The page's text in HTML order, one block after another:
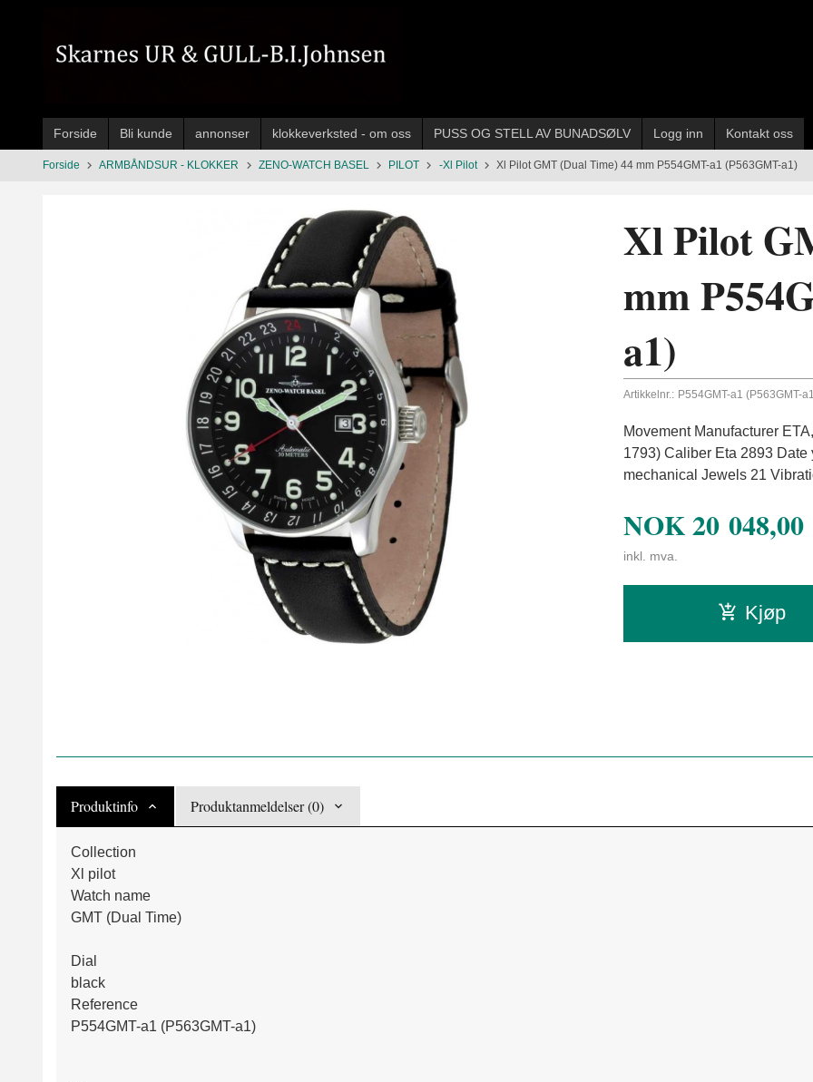
innholdet
Forside Bli kunde annonser klokkeverksted - om oss PUSS OG STELL AV BUNADSØLV Logg inn Kontakt oss
Forside ARMBÅNDSUR - KLOKKER ZENO-WATCH BASEL PILOT -Xl Pilot Xl Pilot GMT (Dual Time) 44 mm P554GMT-a1 (P563GMT-a1)
Xl Pilot
mm
a1)
Artikkelnr.: P554GMT-a1 (P563GMT-
Movement Manufacturer
1793) Caliber Eta 2893
mechanical Jewels 21
NOK20 048,00
inkl. mva.
Kjøp
Produktinfo Produktanmeldelser (0)
Collection
Xl pilot
Watch name
GMT (Dual Time)
Dial
black
Reference
P554GMT-a1 (P563GMT-a1)